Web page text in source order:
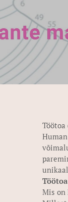
Töötoa
Mis on